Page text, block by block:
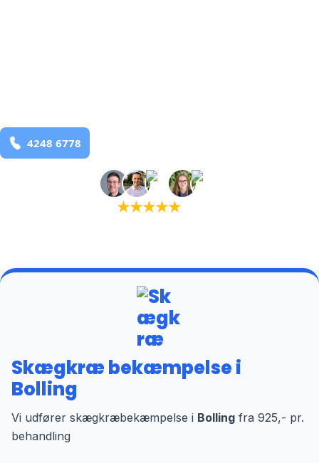
★★★★★
Skægkræ bekæmpelse i
Bolling
Vi udfører skægkræbekæmpelse i Bolling fra 925,- pr.
behandling